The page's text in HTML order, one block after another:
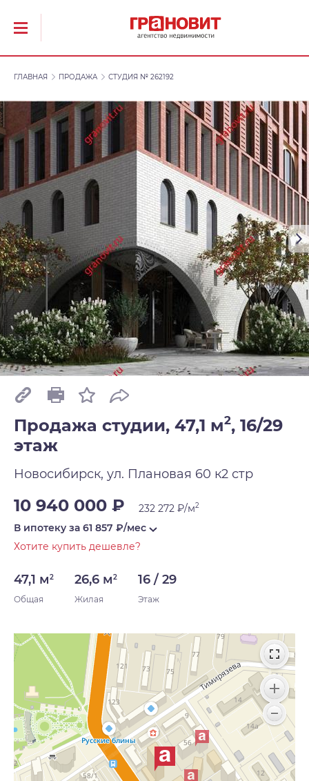
ГЛАВНАЯ ПРОДАЖА СТУДИЯ № 262192
Продажа студии, 47,1 м2, 16/29
этаж
Новосибирск, ул. Плановая 60 к2 стр
10 940 000 ₽ 232 272 ₽/м2
В ипотеку за 61 857 ₽/мес
Хотите купить дешевле?
47,1 м2
Общая
26,6 м2
Жилая
16 / 29
Этаж